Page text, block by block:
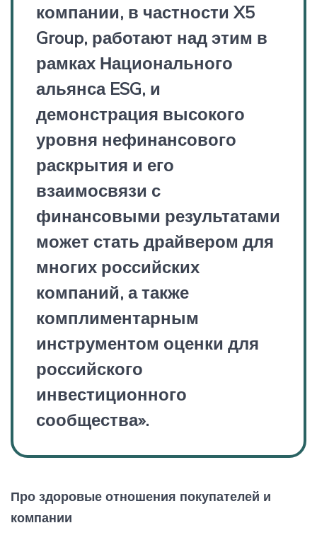
компании, в частности X5
Group, работают над этим в
рамках Национального
альянса ESG, и
демонстрация высокого
уровня нефинансового
раскрытия и его
взаимосвязи с
финансовыми результатами
может стать драйвером для
многих российских
компаний, а также
комплиментарным
инструментом оценки для
российского
инвестиционного
сообщества».
Про здоровые отношения покупателей и
компании